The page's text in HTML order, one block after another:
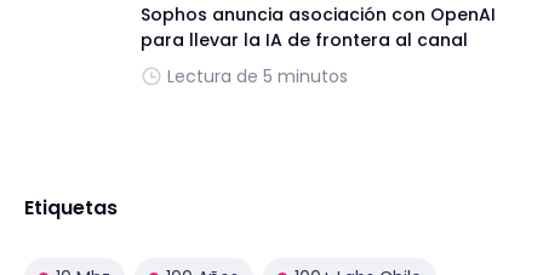
Sophos anuncia asociación con OpenAI
para llevar la IA de frontera al canal
Lectura de 5 minutos
Etiquetas